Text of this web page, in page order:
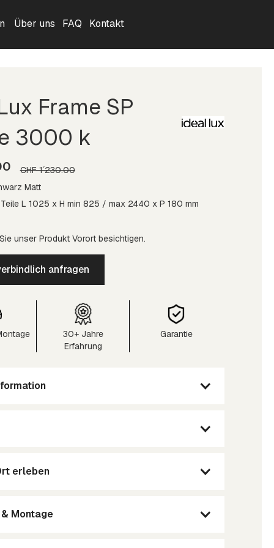
Über uns FAQ Kontakt
Frame SP
3000 k
CHF 1´230.00
Matt
L 1025 x H min 825 / max 2440 x P 180 mm
unser Produkt Vorort besichtigen.
anfragen
30+ Jahre
Erfahrung
Garantie
erleben
Montage